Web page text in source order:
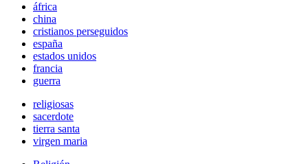
áfrica
china
cristianos perseguidos
españa
estados unidos
francia
guerra
religiosas
sacerdote
tierra santa
virgen maria